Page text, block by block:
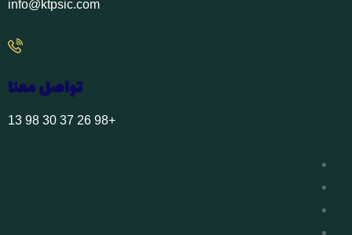
info@ktpsic.com
تواصل معنا
+98 26 37 30 98 13